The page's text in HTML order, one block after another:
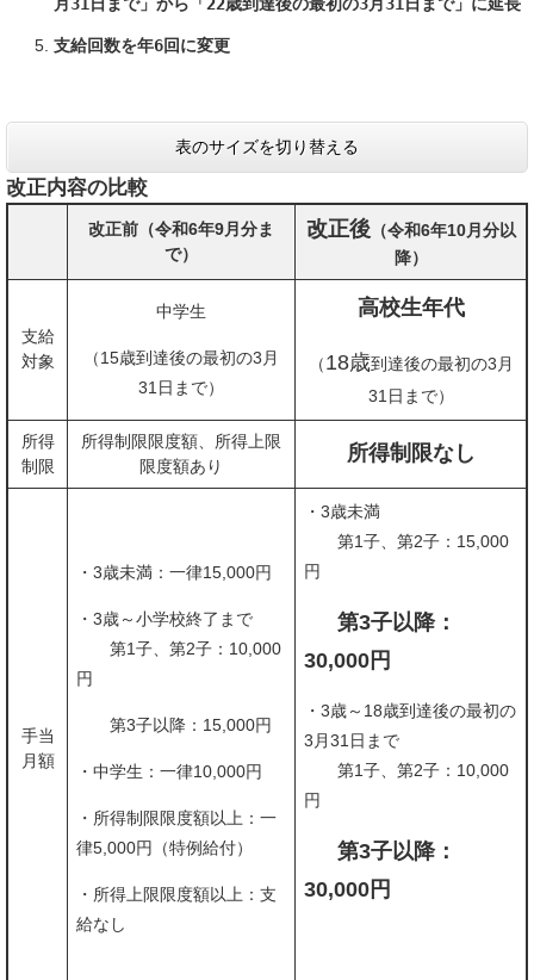
支給回数を年6回に変更
表のサイズを切り替える
改正内容の比較
改正前（令和6年9月分ま
で）
改正後（令和6年10月分以
降）
支給
対象
中学生
（15歳到達後の最初の3月
31日まで）
高校生年代
（18歳到達後の最初の3月
31日まで）
所得
制限
所得制限限度額、所得上限
限度額あり
所得制限なし
手当
月額
・3歳未満：一律15,000円
・3歳～小学校終了まで
第1子、第2子：10,000
円
第3子以降：15,000円
・中学生：一律10,000円
・所得制限限度額以上：一
律5,000円（特例給付）
・所得上限限度額以上：支
給なし
・3歳未満
第1子、第2子：15,000
円
第3子以降：
30,000円
・3歳～18歳到達後の最初の
3月31日まで
第1子、第2子：10,000
円
第3子以降：
30,000円